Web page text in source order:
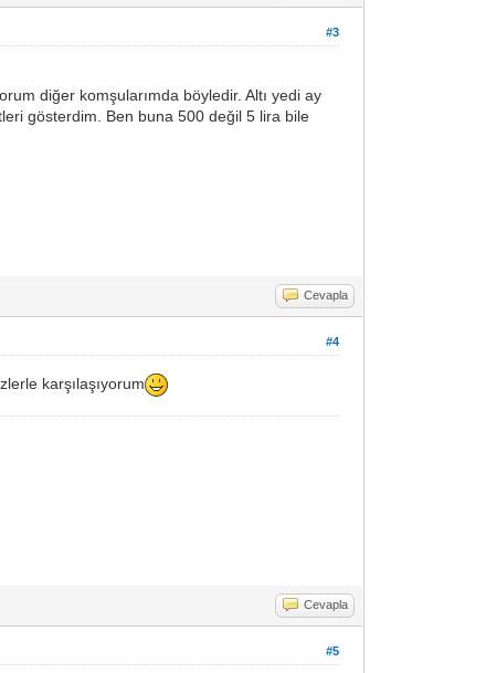
#3
diğer komşularımda böyledir. Altı yedi ay
gösterdim. Ben buna 500 değil 5 lira bile
Cevapla
#4
karşılaşıyorum
Cevapla
#5